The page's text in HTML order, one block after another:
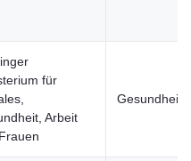
für
Arbeit
Gesundheit